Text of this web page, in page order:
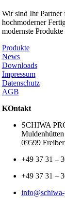
Wir sind Ihr
hochmoderner
modernste
Produkte
News
Downloads
Impressum
Datenschutz
AGB
KOntakt
SCHIWA
09599
+49 37 31 –
+49 37 31 –